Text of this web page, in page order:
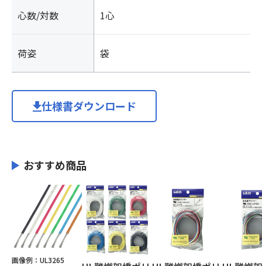
心数/対数 1心
荷姿 袋
仕様書ダウンロード
おすすめ商品
画像例：UL3265